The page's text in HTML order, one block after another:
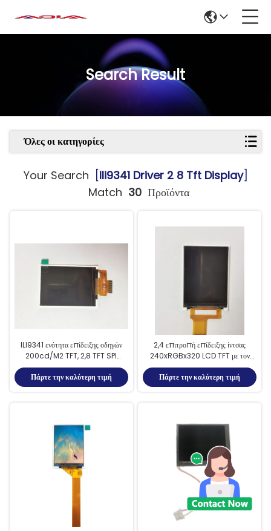
Search Result
Όλες οι κατηγορίες
Your Search [Ili9341 Driver 2 8 Tft Display]
Match 30Προϊόντα
ILI9341 ενότητα επίδειξης οδηγών
200cd/M2 TFT, 2,8 TFT SPI
240x320
Πάρτε την καλύτερη τιμή
2,4 επιτροπή επίδειξης ίντσας
240xRGBx320 LCD TFT με τον
οδηγό St7789V
Πάρτε την καλύτερη τιμή